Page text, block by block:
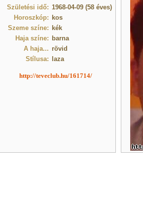
Születési idő: 1968-04-09 (58 éves)
Horoszkóp: kos
Szeme színe: kék
Haja színe: barna
A haja... rövid
Stílusa:
laza
http://teveclub.hu/161714/